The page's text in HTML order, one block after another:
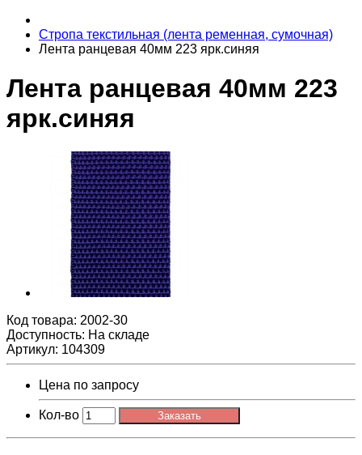
Стропа текстильная (лента ременная, сумочная)
Лента ранцевая 40мм 223 ярк.синяя
Лента ранцевая 40мм 223
ярк.синяя
Код товара: 2002-30
Доступность: На складе
Артикул: 104309
Цена по запросу
Кол-во Заказать